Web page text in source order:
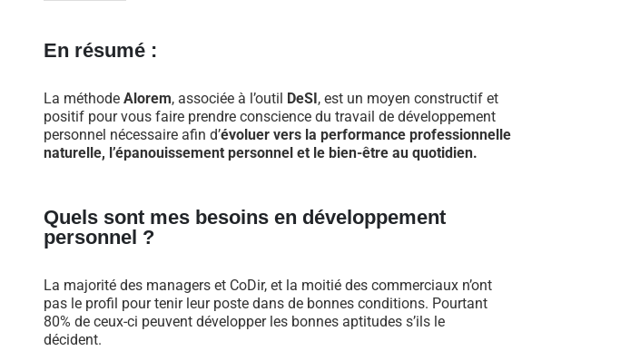
En résumé :
La méthode Alorem, associée à l’outil DeSI, est un moyen constructif et
positif pour vous faire prendre conscience du travail de développement
personnel nécessaire afin d’évoluer vers la performance professionnelle
naturelle, l’épanouissement personnel et le bien-être au quotidien.
Quels sont mes besoins en développement
personnel ?
La majorité des managers et CoDir, et la moitié des commerciaux n’ont
pas le profil pour tenir leur poste dans de bonnes conditions. Pourtant
80% de ceux-ci peuvent développer les bonnes aptitudes s’ils le
décident.